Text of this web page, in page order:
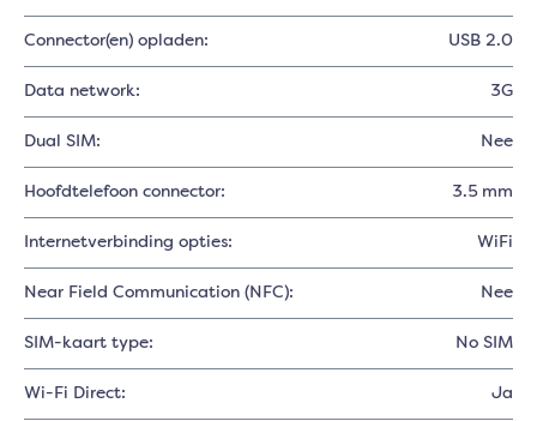
Connector(en) opladen: USB 2.0
Data network: 3G
Dual SIM: Nee
Hoofdtelefoon connector: 3.5 mm
Internetverbinding opties: WiFi
Near Field Communication (NFC): Nee
SIM-kaart type: No SIM
Wi-Fi Direct: Ja